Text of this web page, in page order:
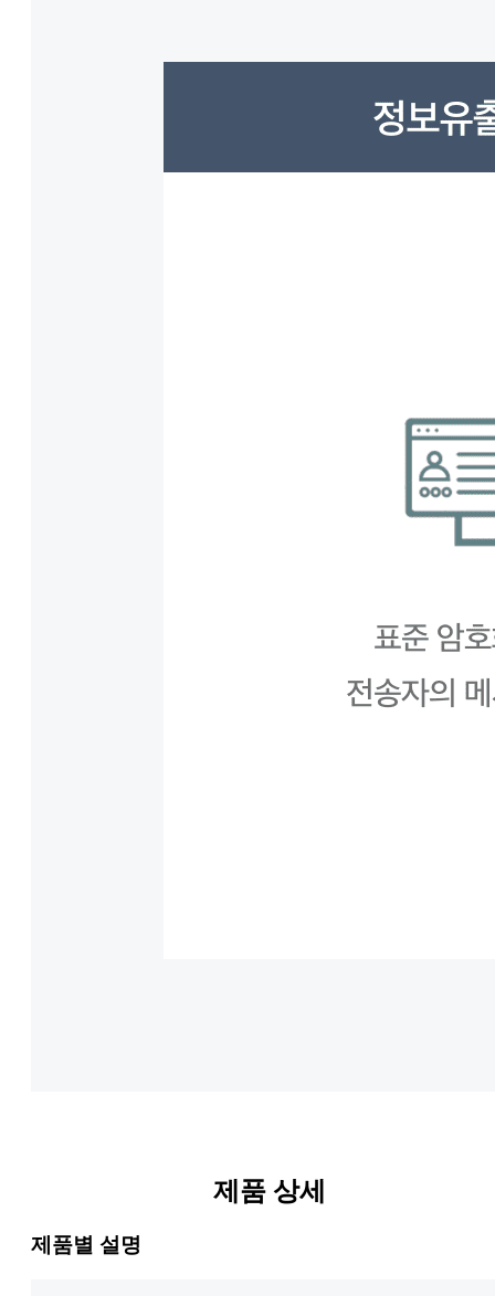
제품 상세
제품별 설명